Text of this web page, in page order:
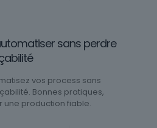
sans perdre
vos process sans
Bonnes pratiques,
une production fiable.